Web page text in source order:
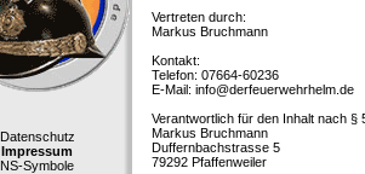
Datenschutz
Impressum
NS-Symbole
Vertreten durch:
Markus Bruchmann
Kontakt:
Telefon: 07664-60236
E-Mail: info@derfeuerwehrhelm.de
Verantwortlich für den Inhalt nach §
Markus Bruchmann
Duffernbachstrasse 5
79292 Pfaffenweiler